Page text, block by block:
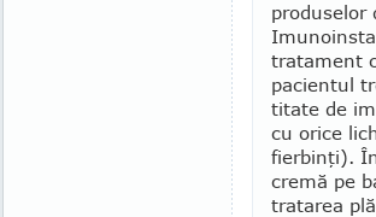
pro­duselor
tratament
pacientul
titate de
cu orice
fierbinţi).
cremă pe
tratarea